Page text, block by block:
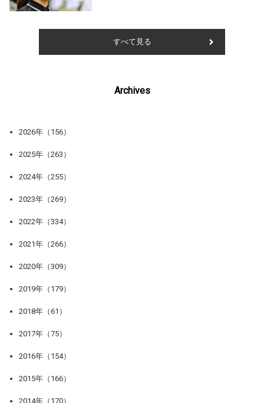
すべて見る
Archives
2026年（156）
2025年（263）
2024年（255）
2023年（269）
2022年（334）
2021年（266）
2020年（309）
2019年（179）
2018年（61）
2017年（75）
2016年（154）
2015年（166）
2014年（170）